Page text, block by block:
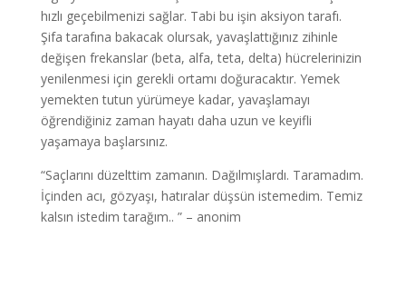
hızlı geçebilmenizi sağlar. Tabi bu işin aksiyon tarafı.
Şifa tarafına bakacak olursak, yavaşlattığınız zihinle
değişen frekanslar (beta, alfa, teta, delta) hücrelerinizin
yenilenmesi için gerekli ortamı doğuracaktır. Yemek
yemekten tutun yürümeye kadar, yavaşlamayı
öğrendiğiniz zaman hayatı daha uzun ve keyifli
yaşamaya başlarsınız.
“Saçlarını düzelttim zamanın. Dağılmışlardı. Taramadım.
İçinden acı, gözyaşı, hatıralar düşsün istemedim. Temiz
kalsın istedim tarağım.. ” – anonim